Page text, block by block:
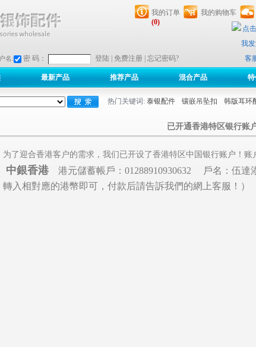
名: 密 码： 登陆 免费注册 忘记密码? 客
我的订单
(0)
我的购物车
最新产品 推荐产品 混合产品
热门关键词: 泰银配件 镶嵌吊坠扣 韩版耳环
已开通香港特区银行账
为了迎合香港客户的需求，我们已开设了香港特区中国银行账户！账
中銀香港 港元儲蓄帳戶：01288910930632 戶名：伍達
轉入相對應的港幣即可，付款后請告訴我們的網上客服！）